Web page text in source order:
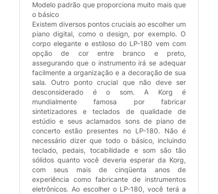
Modelo padrão que proporciona muito mais que
o básico
Existem diversos pontos cruciais ao escolher um
piano digital, como o design, por exemplo. O
corpo elegante e estiloso do LP-180 vem com
opção de cor entre branco e preto,
assegurando que o instrumento irá se adequar
facilmente a organização e a decoração de sua
sala. Outro ponto crucial que não deve ser
desconsiderado é o som. A Korg é
mundialmente famosa por fabricar
sintetizadores e teclados de qualidade de
estúdio e seus aclamados sons de piano de
concerto estão presentes no LP-180. Não é
necessário dizer que todo o básico, incluindo
teclado, pedais, tocabilidade e som são tão
sólidos quanto você deveria esperar da Korg,
com seus mais de cinqüenta anos de
experiência como fabricante de instrumentos
eletrônicos. Ao escolher o LP-180, você terá a